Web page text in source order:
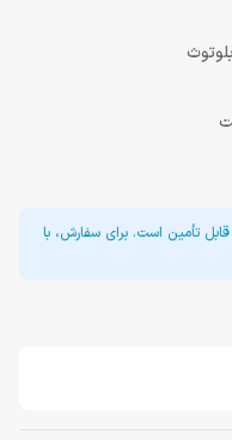
تأمین است. برای سفارش، با